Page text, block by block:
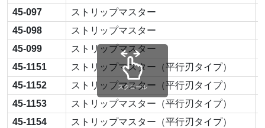
45-097
ストリップマスター
45-098
ストリップマスター
45-099
ストリップマスター
45-1151
ストリップマスター（平行刃タイプ）
45-1152
ストリップマスター（平行刃タイプ）
45-1153
ストリップマスター（平行刃タイプ）
45-1154
ストリップマスター（平行刃タイプ）
スクロール